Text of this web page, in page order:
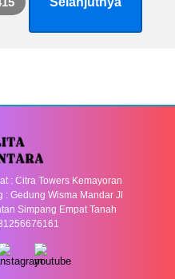
: Citra Towers Kemayoran
: Gedung Wisma Mandar Jl
Simpang Empat Tanah